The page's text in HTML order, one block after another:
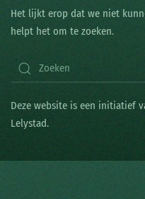
Het lijkt erop dat we niet
helpt het om te zoeken.
Deze website is een initiatief
Lelystad.